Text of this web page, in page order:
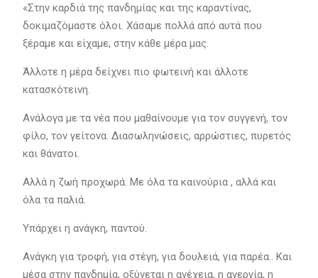
«Στην καρδιά της πανδημίας και της καραντίνας,
δοκιμαζόμαστε όλοι. Χάσαμε πολλά από αυτά που
ξέραμε και είχαμε, στην κάθε μέρα μας.
Άλλοτε η μέρα δείχνει πιο φωτεινή και άλλοτε
κατασκότεινη.
Ανάλογα με τα νέα που μαθαίνουμε για τον συγγενή, τον
φίλο, τον γείτονα. Διασωληνώσεις, αρρώστιες, πυρετός
και θάνατοι.
Αλλά η ζωή προχωρά. Με όλα τα καινούρια , αλλά και
όλα τα παλιά.
Υπάρχει η ανάγκη, παντού.
Ανάγκη για τροφή, για στέγη, για δουλειά, για παρέα.. Και
μέσα στην πανδημία, οξύνεται η ανέχεια, η ανεργία, η